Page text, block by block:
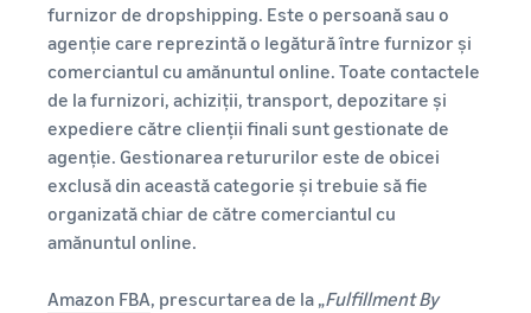
furnizor de dropshipping. Este o persoană sau o
agenție care reprezintă o legătură între furnizor și
comerciantul cu amănuntul online. Toate contactele
de la furnizori, achiziții, transport, depozitare și
expediere către clienții finali sunt gestionate de
agenție. Gestionarea retururilor este de obicei
exclusă din această categorie și trebuie să fie
organizată chiar de către comerciantul cu
amănuntul online.
Amazon FBA, prescurtarea de la „Fulfillment By